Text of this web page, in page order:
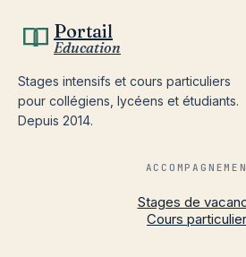
Portail
Education
Stages intensifs et cours particuliers
pour collégiens, lycéens et étudiants.
Depuis 2014.
Stages de
Cours